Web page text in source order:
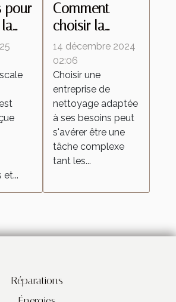
pour
vos
Comment
choisir la
meilleure
entreprise de
nettoyage
pour vos
besoins
14 décembre 2024
02:06
Choisir une
entreprise de
nettoyage adaptée
à ses besoins peut
s'avérer être une
tâche complexe
tant les...
Réparations